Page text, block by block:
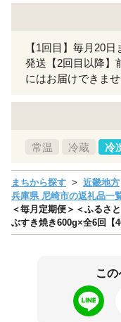
【1回目】毎月20
発送【2回目以降
にはお届けできませ
常温 冷蔵 冷
まちから探す 近畿地方
兵庫県 尼崎市の返礼品一
＜毎月定期便＞＜ふるさ
ぶすき焼き600g×全6回【
こ